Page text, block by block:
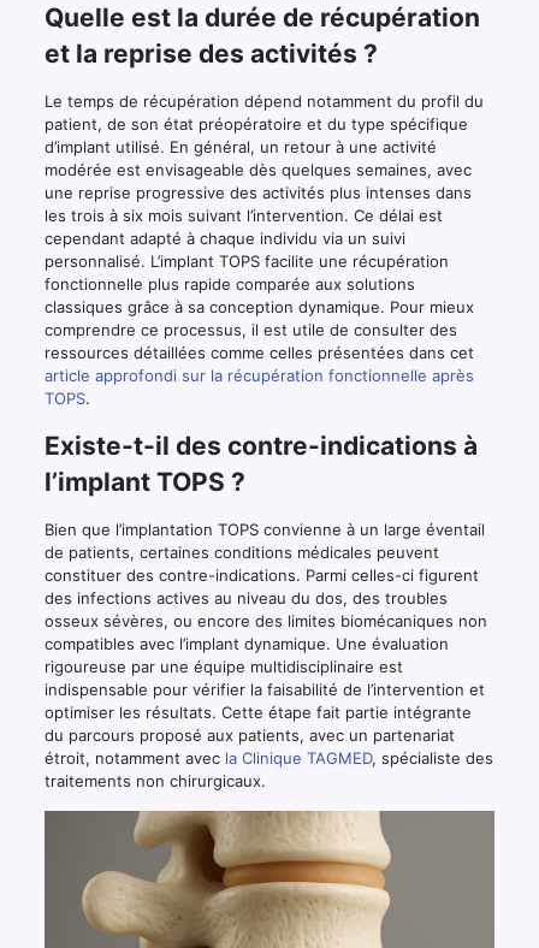
Quelle est la durée de récupération
et la reprise des activités ?
Le temps de récupération dépend notamment du profil du
patient, de son état préopératoire et du type spécifique
d’implant utilisé. En général, un retour à une activité
modérée est envisageable dès quelques semaines, avec
une reprise progressive des activités plus intenses dans
les trois à six mois suivant l’intervention. Ce délai est
cependant adapté à chaque individu via un suivi
personnalisé. L’implant TOPS facilite une récupération
fonctionnelle plus rapide comparée aux solutions
classiques grâce à sa conception dynamique. Pour mieux
comprendre ce processus, il est utile de consulter des
ressources détaillées comme celles présentées dans cet
article approfondi sur la récupération fonctionnelle après
TOPS.
Existe-t-il des contre-indications à
l’implant TOPS ?
Bien que l’implantation TOPS convienne à un large éventail
de patients, certaines conditions médicales peuvent
constituer des contre-indications. Parmi celles-ci figurent
des infections actives au niveau du dos, des troubles
osseux sévères, ou encore des limites biomécaniques non
compatibles avec l’implant dynamique. Une évaluation
rigoureuse par une équipe multidisciplinaire est
indispensable pour vérifier la faisabilité de l’intervention et
optimiser les résultats. Cette étape fait partie intégrante
du parcours proposé aux patients, avec un partenariat
étroit, notamment avec la Clinique TAGMED, spécialiste des
traitements non chirurgicaux.